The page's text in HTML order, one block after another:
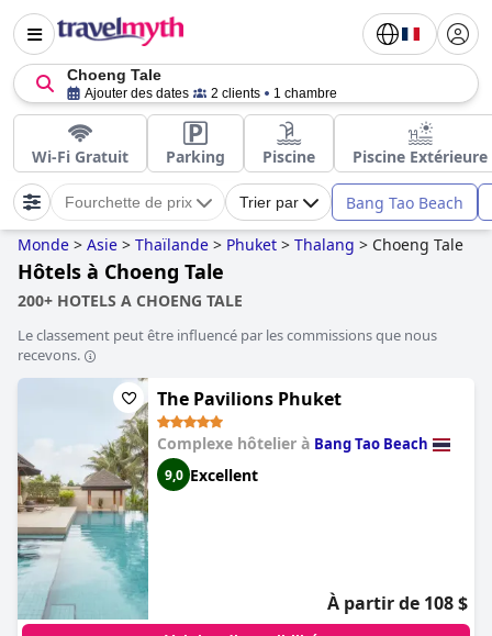
Choeng Tale
Ajouter des dates 2 clients 1 chambre
Wi-Fi Gratuit Parking Piscine Piscine Extérieure
Fourchette de prix Trier par Bang Tao Beach
Monde > Asie > Thaïlande > Phuket > Thalang > Choeng Tale
Hôtels à Choeng Tale
200+ HOTELS A CHOENG TALE
Le classement peut être influencé par les commissions que nous
recevons.
The Pavilions Phuket
Complexe hôtelier à Bang Tao Beach
9,0 Excellent
À partir de 108 $